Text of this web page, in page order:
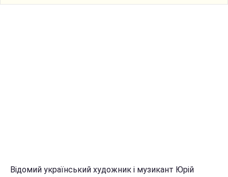
Відомий український художник і музикант Юрій